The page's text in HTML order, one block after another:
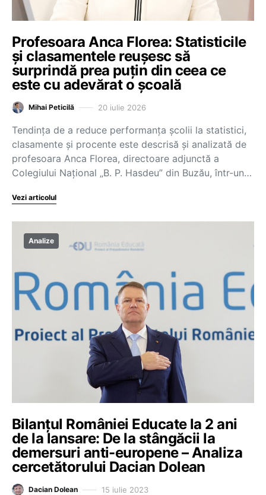
Profesoara Anca Florea: Statisticile
și clasamentele reușesc să
surprindă prea puțin din ceea ce
este cu adevărat o școală
Mihai Peticilă 20 iulie 2026
Tendința de a reduce performanța școlii la statistici,
clasamente și procente este descrisă și analizată de
profesoara Anca Florea, directoare adjunctă a
Colegiului Național „B. P. Hasdeu” din Buzău, într-un…
Vezi articolul
Analize
Bilanțul României Educate la 2 ani
de la lansare: De la stângăcii la
demersuri anti-europene – Analiza
cercetătorului Dacian Dolean
Dacian Dolean 15 iulie 2023